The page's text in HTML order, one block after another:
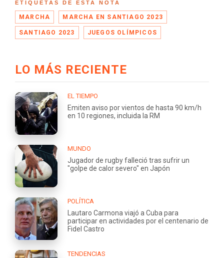
ETIQUETAS DE ESTA NOTA
MARCHA MARCHA EN SANTIAGO 2023
SANTIAGO 2023 JUEGOS OLÍMPICOS
LO MÁS RECIENTE
EL TIEMPO
Emiten aviso por vientos de hasta 90 km/h
en 10 regiones, incluida la RM
MUNDO
Jugador de rugby falleció tras sufrir un
"golpe de calor severo" en Japón
POLÍTICA
Lautaro Carmona viajó a Cuba para
participar en actividades por el centenario de
Fidel Castro
TENDENCIAS